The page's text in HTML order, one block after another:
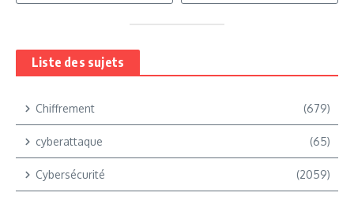
Liste des sujets
Chiffrement (679)
cyberattaque (65)
Cybersécurité (2059)